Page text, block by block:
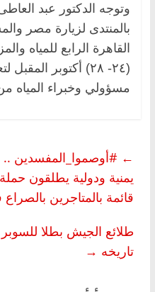
وتوجه الدكتور عبد
بالمنتدى لزيارة مصر
القاهرة الرابع للمياه
(٢٤- ٢٨) أكتوبر
مسؤولي وخبراء المياه
← #أوصموا_المفسدين
يمنية ودولية يطلقون
قائمة بالمتاجرين
طلائع الجيش بطلا
تاريخه →